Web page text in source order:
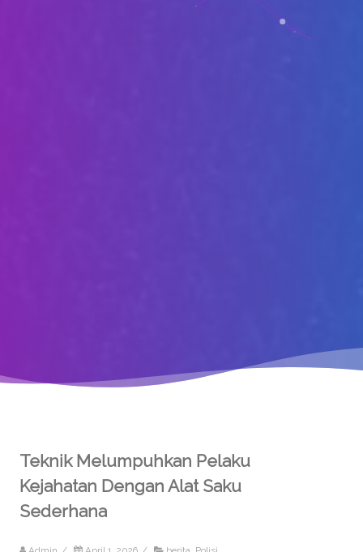
Teknik Melumpuhkan Pelaku
Kejahatan Dengan Alat Saku
Sederhana